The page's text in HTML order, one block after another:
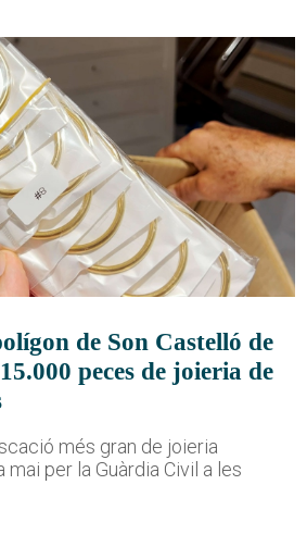
de Son Castelló de
peces de joieria de
més gran de joieria
per la Guàrdia Civil a les